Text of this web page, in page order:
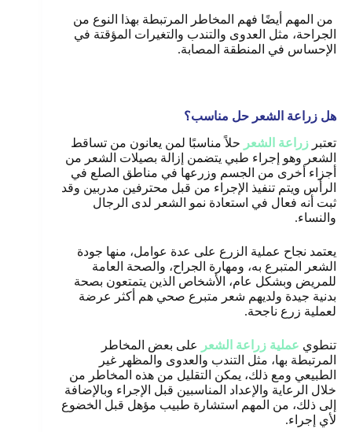
من المهم أيضًا فهم المخاطر المرتبطة بهذا النوع من
الجراحة، مثل العدوى والتندب والتغيرات المؤقتة في
الإحساس في المنطقة المصابة.
هل زراعة الشعر حل مناسب؟
تعتبر زراعة الشعر حلاً مناسبًا لمن يعانون من تساقط
الشعر وهو إجراء طبي يتضمن إزالة بصيلات الشعر من
أجزاء أخرى من الجسم وزرعها في مناطق الصلع في
الرأس ويتم تنفيذ الإجراء من قبل محترفين مدربين وقد
ثبت أنه فعال في استعادة نمو الشعر لدى الرجال
والنساء.
يعتمد نجاح عملية الزرع على عدة عوامل، منها جودة
الشعر المتبرع به، ومهارة الجراح، والصحة العامة
للمريض وبشكل عام، الأشخاص الذين يتمتعون بصحة
بدنية جيدة ولديهم شعر متبرع صحي هم أكثر عرضة
لعملية زرع ناجحة.
تنطوي عملية زراعة الشعر
على بعض المخاطر
المرتبطة بها، مثل التندب والعدوى والمظهر غير
الطبيعي ومع ذلك، يمكن التقليل من هذه المخاطر من
خلال الرعاية والإعداد المناسبين قبل الإجراء وبالإضافة
إلى ذلك، من المهم استشارة طبيب مؤهل قبل الخضوع
لأي إجراء.